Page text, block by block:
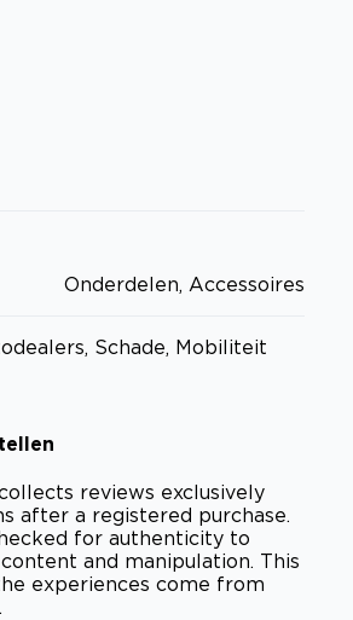
Onderdelen, Accessoires
Schade, Mobiliteit
reviews exclusively
after a registered purchase.
for authenticity to
and manipulation. This
experiences come from